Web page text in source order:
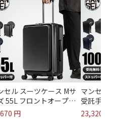
セル スーツケース Mサ
55L フロントオープン
ット ストッパー付き 軽
型 前開き mansel 0015
円
マンセル
受託手荷
XL フロ
パー付き
23,320 円